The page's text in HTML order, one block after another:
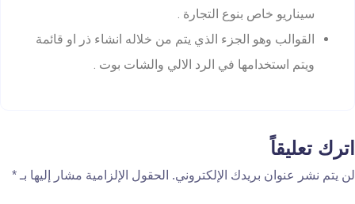
سيناريو خاص بنوع التجارة .
القوالب وهو الجزء الذي يتم من خلاله انشاء ذر او قائمة
ويتم استخدامها في الرد الالي والشات بوت .
اترك تعليقاً
لن يتم نشر عنوان بريدك الإلكتروني. الحقول الإلزامية مشار إليها بـ *